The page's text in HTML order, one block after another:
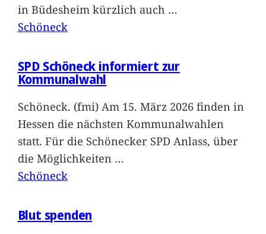
in Büdesheim kürzlich auch …
Schöneck
SPD Schöneck informiert zur
Kommunalwahl
Schöneck. (fmi) Am 15. März 2026 finden in
Hessen die nächsten Kommunalwahlen
statt. Für die Schönecker SPD Anlass, über
die Möglichkeiten …
Schöneck
Blut spenden